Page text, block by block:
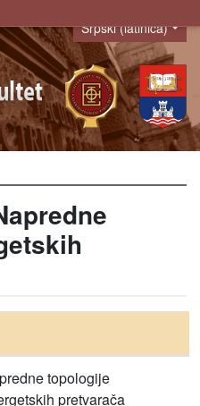
Language
Srpski (latinica)
topologije
pretvarača